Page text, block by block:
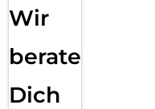
Wir
beraten
Dich